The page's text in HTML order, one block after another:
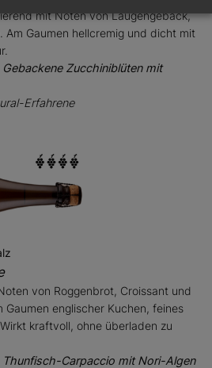
mit Noten von Laugengebäck,
Am Gaumen hellcremig und dicht mit
Zucchiniblüten mit
Erfahrene
von Roggenbrot, Croissant und
Gaumen englischer Kuchen, feines
kraftvoll, ohne überladen zu
Carpaccio mit Nori-Algen